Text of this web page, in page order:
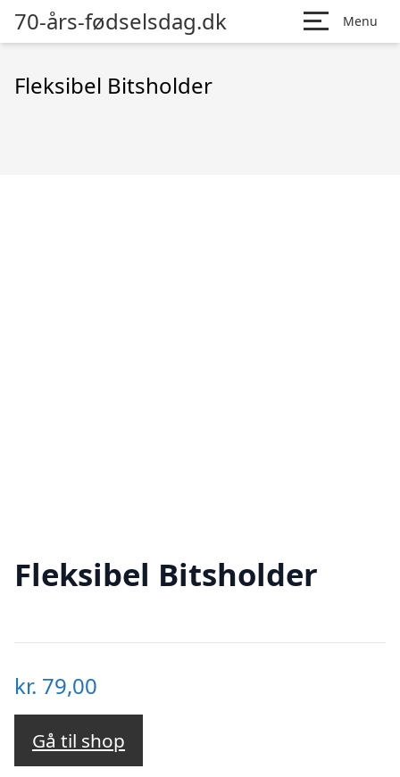
70-års-fødselsdag.dk Menu
Fleksibel Bitsholder
Fleksibel Bitsholder
kr. 79,00
Gå til shop